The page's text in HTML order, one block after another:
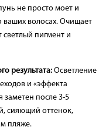
не просто моет и
ваших волосах. Очищает
светлый пигмент и
результата: Осветление
и «эффекта
заметен после 3-5
сияющий оттенок,
пляже.